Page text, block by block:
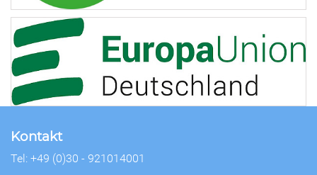
Kontakt
Tel: +49 (0)30 - 921014001